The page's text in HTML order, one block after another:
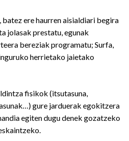
batez ere haurren aisialdiari begira
jolasak prestatu, egunak
bereziak programatu; Surfa,
herrietako jaietako
fisikok (itsutasuna,
gure jarduerak egokitzera
egiten dugu denek gozatzeko